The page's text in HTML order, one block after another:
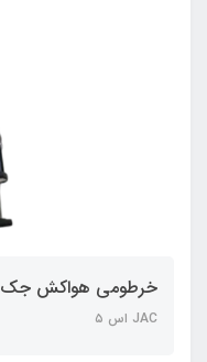
خرطومی هواکش جک S5
JAC اس ۵